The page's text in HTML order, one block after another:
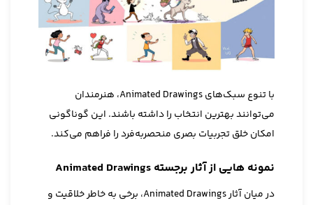
با تنوع سبک‌های Animated Drawings، هنرمندان
می‌توانند بهترین انتخاب را داشته باشند. این گوناگونی
امکان خلق تجربیات بصری منحصربه‌فرد را فراهم می‌کند.
نمونه هایی از آثار برجسته Animated Drawings
در میان آثار Animated Drawings، برخی به خاطر خلاقیت و